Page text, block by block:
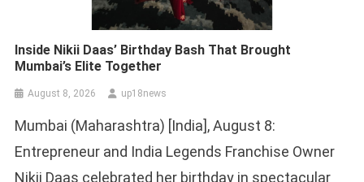
Inside Nikii Daas’ Birthday Bash That Brought
Mumbai’s Elite Together
August 8, 2026 up18news
Mumbai (Maharashtra) [India], August 8:
Entrepreneur and India Legends Franchise Owner
Nikii Daas celebrated her birthday in spectacular